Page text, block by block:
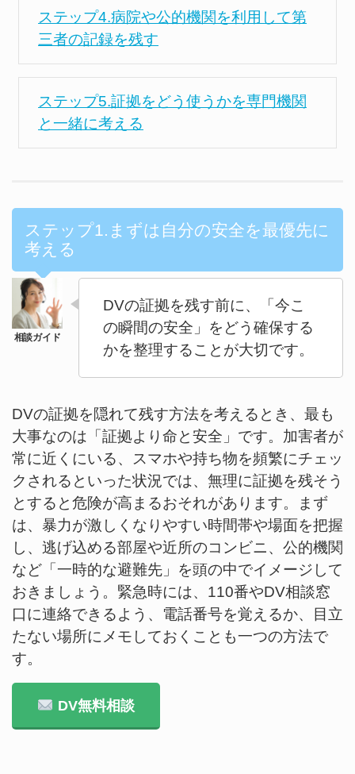
ステップ4.病院や公的機関を利用して第
三者の記録を残す
ステップ5.証拠をどう使うかを専門機関
と一緒に考える
ステップ1.まずは自分の安全を最優先に
考える
DVの証拠を残す前に、「今こ
の瞬間の安全」をどう確保する
かを整理することが大切です。
DVの証拠を隠れて残す方法を考えるとき、最も
大事なのは「証拠より命と安全」です。加害者が
常に近くにいる、スマホや持ち物を頻繁にチェッ
クされるといった状況では、無理に証拠を残そう
とすると危険が高まるおそれがあります。まず
は、暴力が激しくなりやすい時間帯や場面を把握
し、逃げ込める部屋や近所のコンビニ、公的機関
など「一時的な避難先」を頭の中でイメージして
おきましょう。緊急時には、110番やDV相談窓
口に連絡できるよう、電話番号を覚えるか、目立
たない場所にメモしておくことも一つの方法で
す。
DV無料相談